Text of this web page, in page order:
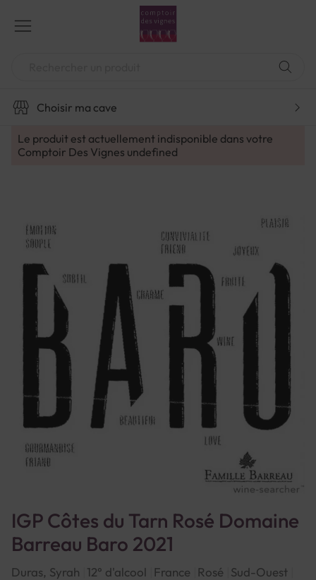
contenu
Choisir ma cave
Le produit est actuellement indisponible dans votre
Comptoir Des Vignes undefined
IGP Côtes du Tarn Rosé Domaine
Barreau Baro 2021
Duras, Syrah 12° d'alcool France Rosé Sud-Ouest